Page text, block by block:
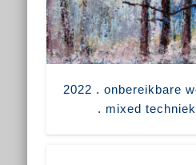
2022 . onbereikbare
. mixed